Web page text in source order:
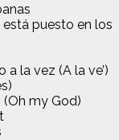
puesto en los
la vez (A la ve’)
(Oh my God)